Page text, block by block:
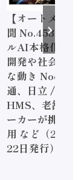
【オートメーシ
聞 No.453】フ
ルAI本格化へ
開発や社会実装
な動き Noetra
通、日立 / 兵神
HMS、老舗ポ
ーカーが挑むデ
用 など（2026
22日発行）